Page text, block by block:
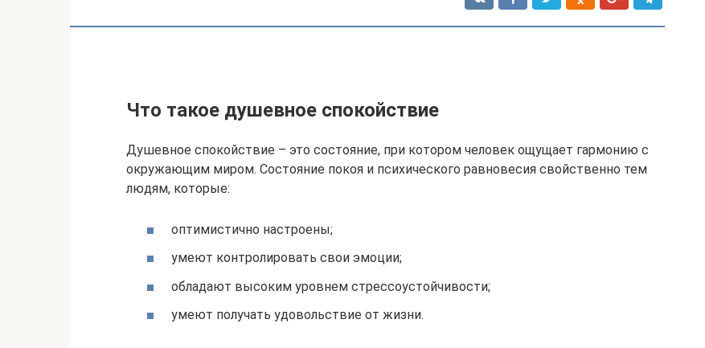
Что такое душевное спокойствие
Душевное спокойствие – это состояние, при котором человек ощущает гармонию с
окружающим миром. Состояние покоя и психического равновесия свойственно тем
людям, которые:
оптимистично настроены;
умеют контролировать свои эмоции;
обладают высоким уровнем стрессоустойчивости;
умеют получать удовольствие от жизни.